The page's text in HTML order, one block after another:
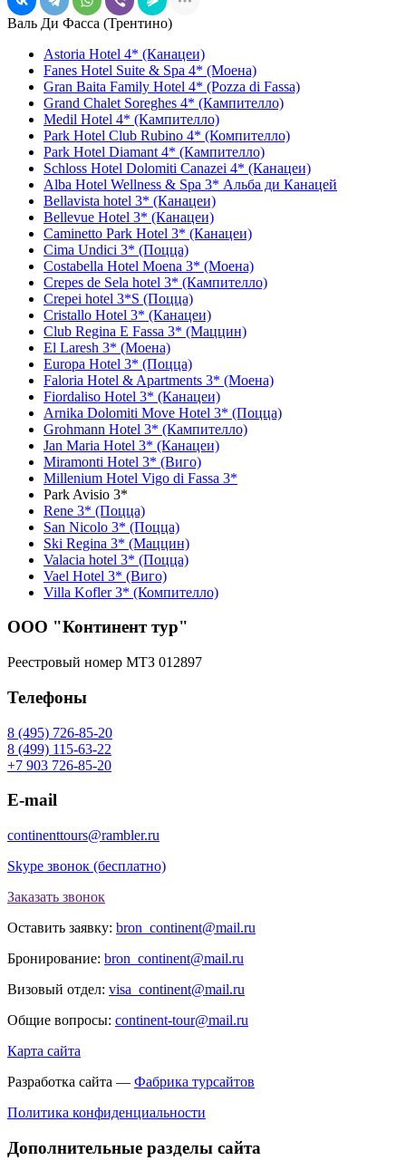
Валь Ди Фасса (Трентино)
Astoria Hotel 4* (Канацеи)
Fanes Hotel Suite & Spa 4* (Моена)
Gran Baita Family Hotel 4* (Pozza di Fassa)
Grand Chalet Soreghes 4* (Кампителло)
Medil Hotel 4* (Кампителло)
Park Hotel Club Rubino 4* (Компителло)
Park Hotel Diamant 4* (Кампителло)
Schloss Hotel Dolomiti Canazei 4* (Канацеи)
Alba Hotel Wellness & Spa 3* Альба ди Канацей
Bellavista hotel 3* (Канацеи)
Bellevue Hotel 3* (Канацеи)
Caminetto Park Hotel 3* (Канацеи)
Cima Undici 3* (Поцца)
Costabella Hotel Moena 3* (Моена)
Crepes de Sela hotel 3* (Кампителло)
Crepei hotel 3*S (Поцца)
Cristallo Hotel 3* (Канацеи)
Club Regina E Fassa 3* (Маццин)
El Laresh 3* (Моена)
Europa Hotel 3* (Поцца)
Faloria Hotel & Apartments 3* (Моена)
Fiordaliso Hotel 3* (Канацеи)
Arnika Dolomiti Move Hotel 3* (Поцца)
Grohmann Hotel 3* (Кампителло)
Jan Maria Hotel 3* (Канацеи)
Miramonti Hotel 3* (Виго)
Millenium Hotel Vigo di Fassa 3*
Park Avisio 3*
Rene 3* (Поцца)
San Nicolo 3* (Поцца)
Ski Regina 3* (Маццин)
Valacia hotel 3* (Поцца)
Vael Hotel 3* (Виго)
Villa Kofler 3* (Компителло)
ООО "Континент тур"
Реестровый номер МТЗ 012897
Телефоны
8 (495) 726-85-20
8 (499) 115-63-22
+7 903 726-85-20
E-mail
continenttours@rambler.ru
Skype звонок (бесплатно)
Заказать звонок
Оставить заявку: bron_continent@mail.ru
Бронирование: bron_continent@mail.ru
Визовый отдел: visa_continent@mail.ru
Общие вопросы: continent-tour@mail.ru
Карта сайта
Разработка сайта — Фабрика турсайтов
Политика конфиденциальности
Дополнительные разделы сайта